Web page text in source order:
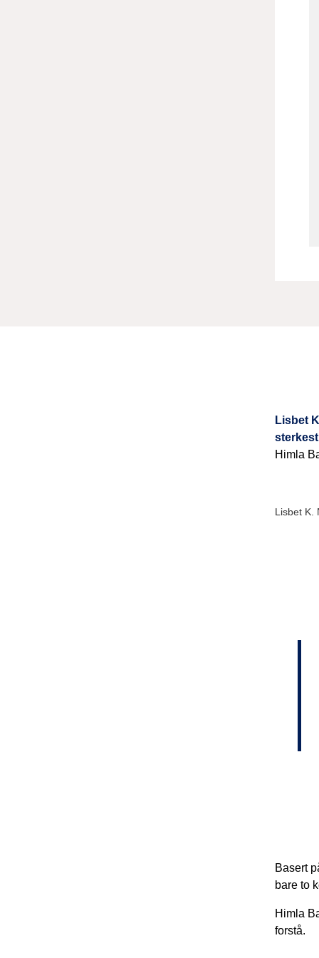
Lisbet
Himla
Lisbet K.
Basert
bare to
Himla
forstå.